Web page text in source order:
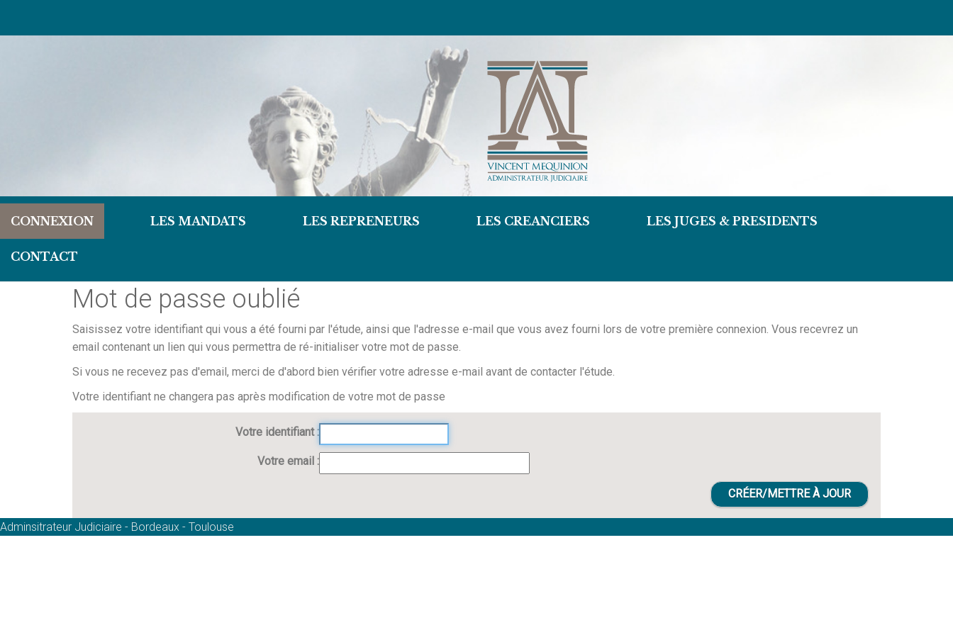
CONNEXION LES MANDATS LES REPRENEURS LES CREANCIERS LES JUGES & PRESIDENTS
CONTACT
Mot de passe oublié
Saisissez votre identifiant qui vous a été fourni par l'étude, ainsi que l'adresse e-mail que vous avez fourni lors de votre première connexion. Vous recevrez un
email contenant un lien qui vous permettra de ré-initialiser votre mot de passe.
Si vous ne recevez pas d'email, merci de d'abord bien vérifier votre adresse e-mail avant de contacter l'étude.
Votre identifiant ne changera pas après modification de votre mot de passe
Votre identifiant
Votre email
Adminsitrateur Judiciaire - Bordeaux - Toulouse